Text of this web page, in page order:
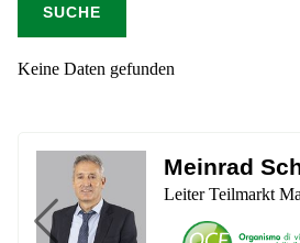
Keine Daten gefunden
Meinrad
Leiter Teilmarkt
Previous